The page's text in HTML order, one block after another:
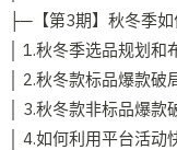
├─【第3期】秋冬季
│ 1.秋冬季选品规划和
│ 2.秋冬款标品爆款
│ 3.秋冬款非标品爆
│ 4.如何利用平台活